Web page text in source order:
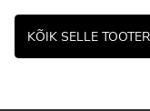
KÕIK SELLE